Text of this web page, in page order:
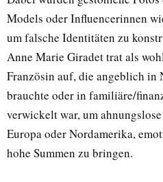
Models oder Influencerinnen
um falsche Identitäten zu
Anne Marie Giradet trat als
Französin auf, die angeblich in
brauchte oder in familiäre/
verwickelt war, um
Europa oder Nordamerika,
hohe Summen zu bringen.